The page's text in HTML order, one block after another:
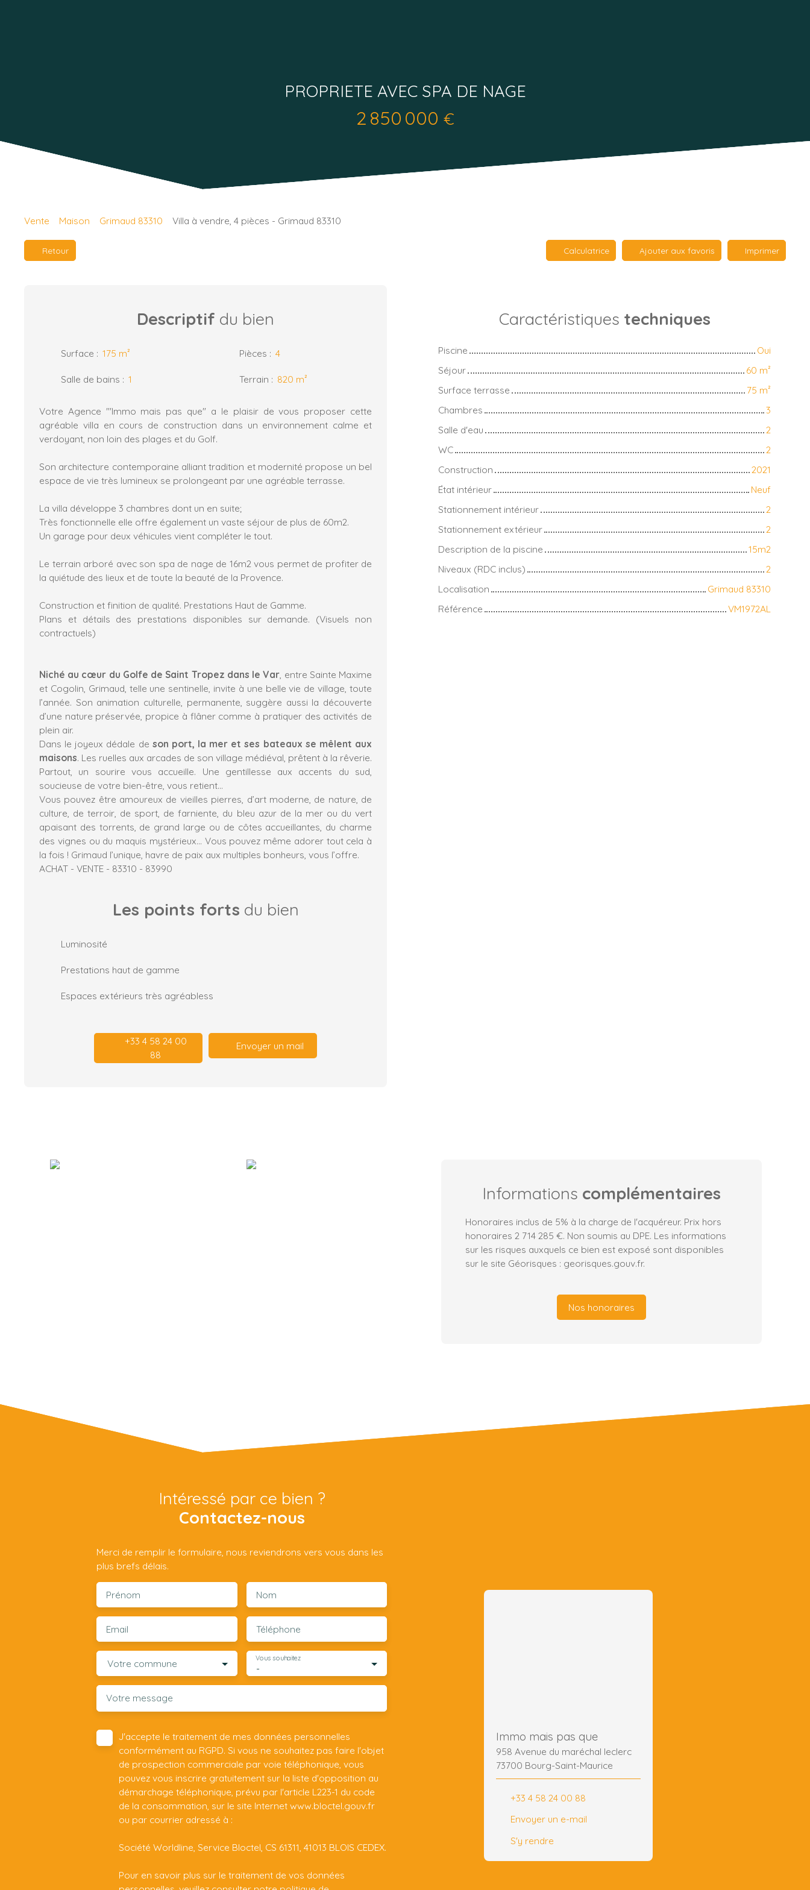
PROPRIETE AVEC SPA DE NAGE
2 850 000 €
Vente Maison Grimaud 83310 Villa à vendre, 4 pièces - Grimaud 83310
Retour Calculatrice Ajouter aux favoris Imprimer
Descriptif du bien
Surface : 175 m² Pièces : 4
Salle de bains : 1 Terrain : 820 m²
Votre Agence "'Immo mais pas que" a le plaisir de vous proposer cette
agréable villa en cours de construction dans un environnement calme et
verdoyant, non loin des plages et du Golf.
Son architecture contemporaine alliant tradition et modernité propose un bel
espace de vie très lumineux se prolongeant par une agréable terrasse.
La villa développe 3 chambres dont un en suite;
Très fonctionnelle elle offre également un vaste séjour de plus de 60m2.
Un garage pour deux véhicules vient compléter le tout.
Le terrain arboré avec son spa de nage de 16m2 vous permet de profiter de
la quiétude des lieux et de toute la beauté de la Provence.
Construction et finition de qualité. Prestations Haut de Gamme.
Plans et détails des prestations disponibles sur demande. (Visuels non
contractuels)
Niché au cœur du Golfe de Saint Tropez dans le Var, entre Sainte Maxime
et Cogolin, Grimaud, telle une sentinelle, invite à une belle vie de village, toute
l’année. Son animation culturelle, permanente, suggère aussi la découverte
d’une nature préservée, propice à flâner comme à pratiquer des activités de
plein air.
Dans le joyeux dédale de son port, la mer et ses bateaux se mêlent aux
maisons. Les ruelles aux arcades de son village médiéval, prêtent à la rêverie.
Partout, un sourire vous accueille. Une gentillesse aux accents du sud,
soucieuse de votre bien-être, vous retient…
Vous pouvez être amoureux de vieilles pierres, d’art moderne, de nature, de
culture, de terroir, de sport, de farniente, du bleu azur de la mer ou du vert
apaisant des torrents, de grand large ou de côtes accueillantes, du charme
des vignes ou du maquis mystérieux… Vous pouvez même adorer tout cela à
la fois ! Grimaud l’unique, havre de paix aux multiples bonheurs, vous l’offre.
ACHAT - VENTE - 83310 - 83990
Les points forts du bien
Luminosité
Prestations haut de gamme
Espaces extérieurs très agréabless
+33 4 58 24 00
88
Envoyer un mail
Caractéristiques techniques
Piscine
Oui
Séjour
60 m²
Surface terrasse
75 m²
Chambres
3
Salle d'eau
2
WC
2
Construction
2021
État intérieur
Neuf
Stationnement intérieur
2
Stationnement extérieur
2
Description de la piscine
15m2
Niveaux (RDC inclus)
2
Localisation
Grimaud 83310
Référence
VM1972AL
Informations complémentaires
Honoraires inclus de 5% à la charge de l'acquéreur. Prix hors
honoraires 2 714 285 €. Non soumis au DPE. Les informations
sur les risques auxquels ce bien est exposé sont disponibles
sur le site Géorisques : georisques.gouv.fr.
Nos honoraires
Intéressé par ce bien ?
Contactez-nous
Merci de remplir le formulaire, nous reviendrons vers vous dans les
plus brefs délais.
Prénom Nom
Email Téléphone
Votre commune -
Vous souhaitez
Votre message
J'accepte le traitement de mes données personnelles
conformément au RGPD. Si vous ne souhaitez pas faire l'objet
de prospection commerciale par voie téléphonique, vous
pouvez vous inscrire gratuitement sur la liste d'opposition au
démarchage téléphonique, prévu par l'article L223-1 du code
de la consommation, sur le site Internet www.bloctel.gouv.fr
ou par courrier adressé à :
Société Worldline, Service Bloctel, CS 61311, 41013 BLOIS CEDEX.
Pour en savoir plus sur le traitement de vos données
Immo mais pas que
958 Avenue du maréchal leclerc
73700 Bourg-Saint-Maurice
+33 4 58 24 00 88
Envoyer un e-mail
S'y rendre